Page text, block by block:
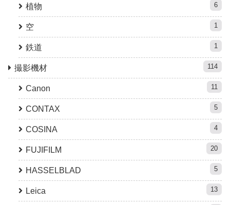
植物 6
空 1
鉄道 1
撮影機材 114
Canon 11
CONTAX 5
COSINA 4
FUJIFILM 20
HASSELBLAD 5
Leica 13